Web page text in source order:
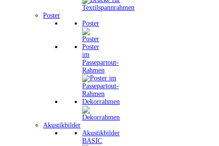
Poster
Poster
Poster
im
Passepartout-
Rahmen
Dekorrahmen
Akustikbilder
Akustikbilder
BASIC